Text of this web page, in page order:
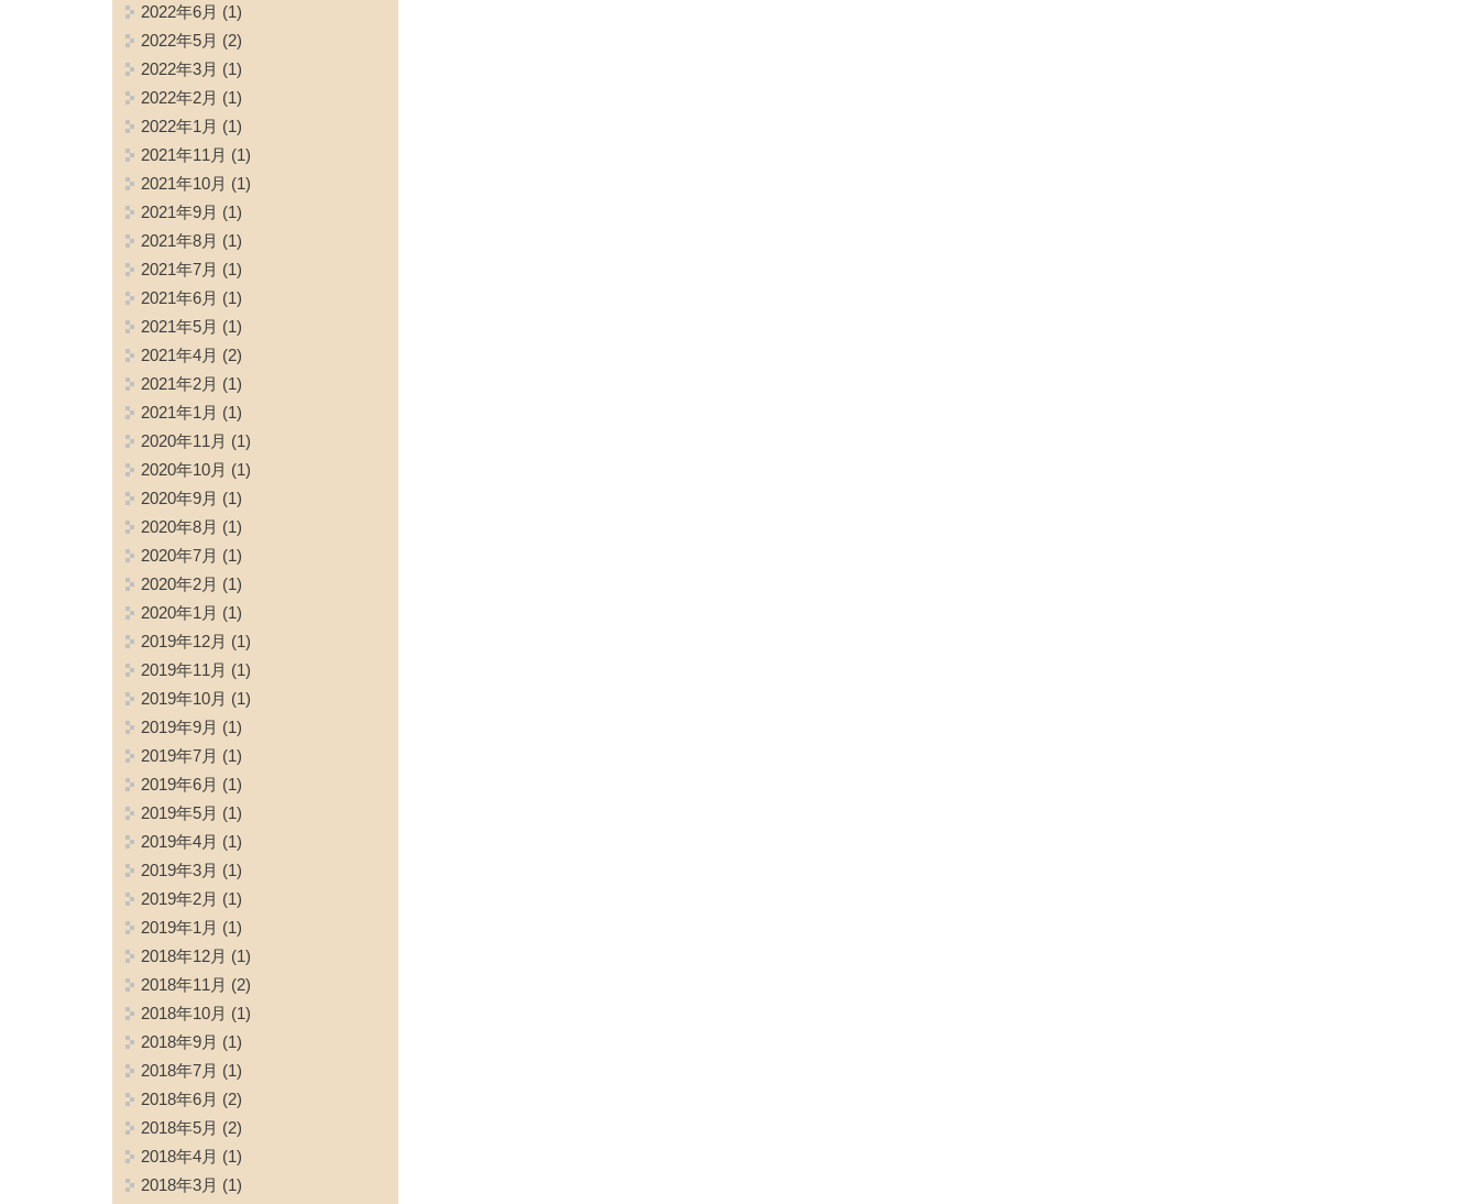
2022年6月 (1)
2022年5月 (2)
2022年3月 (1)
2022年2月 (1)
2022年1月 (1)
2021年11月 (1)
2021年10月 (1)
2021年9月 (1)
2021年8月 (1)
2021年7月 (1)
2021年6月 (1)
2021年5月 (1)
2021年4月 (2)
2021年2月 (1)
2021年1月 (1)
2020年11月 (1)
2020年10月 (1)
2020年9月 (1)
2020年8月 (1)
2020年7月 (1)
2020年2月 (1)
2020年1月 (1)
2019年12月 (1)
2019年11月 (1)
2019年10月 (1)
2019年9月 (1)
2019年7月 (1)
2019年6月 (1)
2019年5月 (1)
2019年4月 (1)
2019年3月 (1)
2019年2月 (1)
2019年1月 (1)
2018年12月 (1)
2018年11月 (2)
2018年10月 (1)
2018年9月 (1)
2018年7月 (1)
2018年6月 (2)
2018年5月 (2)
2018年4月 (1)
2018年3月 (1)